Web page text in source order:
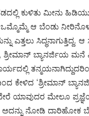
ಕುಳಿತು ಮೀನು
ಆ ಬೆಂಡು ನೀರಿನೊಳಕ್ಕೆ
ಎತ್ತಲು
ಶ್ರೀಮಾನ್ ಬ್ಯಾನರ್ಜಿಯ ಮನೆ
ಕೇಳಿದ ‘ಶ್ರೀಮಾನ್
ಮೇಲೂ ಪ್ರಜ್ಞೆಯೇ
ಅದನ್ನು ನೋಡಿ ದಾರಿಹೋಕ